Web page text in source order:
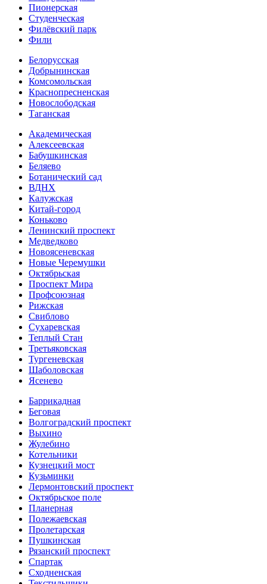
Пионерская
Студенческая
Филёвский парк
Фили
Белорусская
Добрынинская
Комсо­мольская
Краснопресненская
Новослободская
Таганская
Академическая
Алексеевская
Бабушкинская
Беляево
Ботанический сад
ВДНХ
Калужская
Китай-город
Коньково
Ленинский проспект
Медведково
Новоясе­невская
Новые Черемушки
Октябрьская
Проспект Мира
Профсоюзная
Рижская
Свиблово
Сухаревская
Теплый Стан
Третьяковская
Тургеневская
Шаболовская
Ясенево
Баррикадная
Беговая
Волгоградский проспект
Выхино
Жулебино
Котельники
Кузнецкий мост
Кузьминки
Лермонтовский проспект
Октябрьское поле
Планерная
Полежаевская
Пролетарская
Пушкинская
Рязанский проспект
Спартак
Сходненская